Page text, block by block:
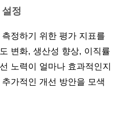
정
정하기 위한 평가 지표를
변화, 생산성 향상, 이직률
노력이 얼마나 효과적인지
가적인 개선 방안을 모색